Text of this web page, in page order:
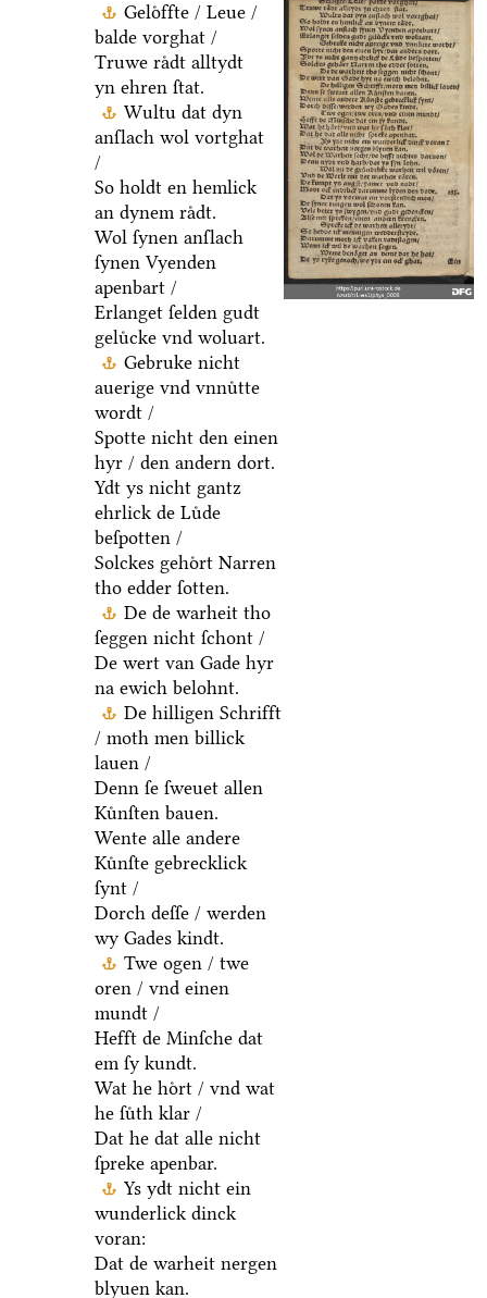
Geloͤffte / Leue /
balde vorghat /
Truwe raͤdt alltydt
yn ehren ſtat.
Wultu dat dyn
anſlach wol vortghat
/
So holdt en hemlick
an dynem raͤdt.
Wol ſynen anſlach
ſynen Vyenden
apenbart /
Erlanget ſelden gudt
geluͤcke vnd woluart.
Gebruke nicht
auerige vnd vnnuͤtte
wordt /
Spotte nicht den einen
hyr / den andern dort.
Ydt ys nicht gantz
ehrlick de Luͤde
beſpotten /
Solckes gehoͤrt Narren
tho edder ſotten.
De de warheit tho
ſeggen nicht ſchont /
De wert van Gade hyr
na ewich belohnt.
De hilligen Schrifft
/ moth men billick
lauen /
Denn ſe ſweuet allen
Kuͤnſten bauen.
Wente alle andere
Kuͤnſte gebrecklick
ſynt /
Dorch deſſe / werden
wy Gades kindt.
Twe ogen / twe
oren / vnd einen
mundt /
Hefft de Minſche dat
em ſy kundt.
Wat he hoͤrt / vnd wat
he ſuͤth klar /
Dat he dat alle nicht
ſpreke apenbar.
Ys ydt nicht ein
wunderlick dinck
voran:
Dat de warheit nergen
blyuen kan.